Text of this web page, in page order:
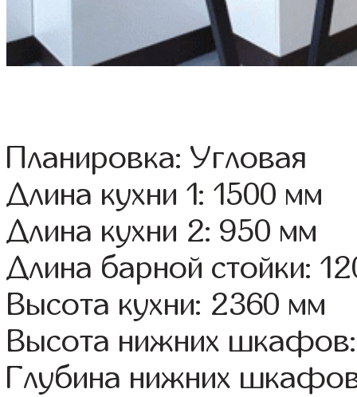
Планировка: Угловая
Длина кухни 1: 1500 мм
Длина кухни 2: 950 мм
Длина барной стойки:
Высота кухни: 2360 мм
Высота нижних
Глубина нижних